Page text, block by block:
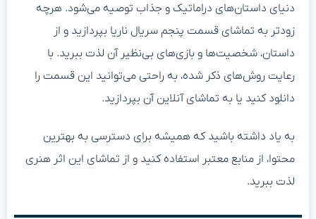
دنیای داستان‌های دراماتیک و جذاب توصیه می‌شود. هرچه
زودتر به تماشای قسمت پنجم سریال ناریا بپردازید و از
داستان، شخصیت‌ها و بازی‌های بی‌نظیر آن لذت ببرید. با
رعایت روش‌های ذکر شده، به راحتی می‌توانید این قسمت را
دانلود کنید یا به تماشای آنلاین آن بپردازید.
به یاد داشته باشید که همیشه برای دسترسی به بهترین
محتوا، از منابع معتبر استفاده کنید و از تماشای این اثر هنری
لذت ببرید.